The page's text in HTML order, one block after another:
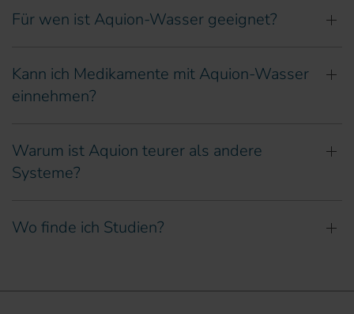
Für wen ist Aquion-Wasser geeignet?
Kann ich Medikamente mit Aquion-Wasser
einnehmen?
Warum ist Aquion teurer als andere
Systeme?
Wo finde ich Studien?